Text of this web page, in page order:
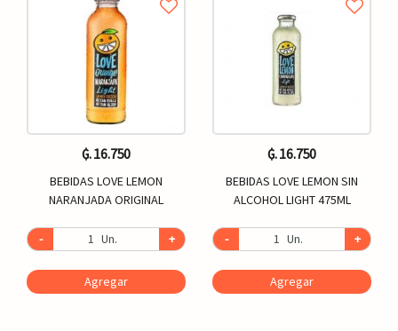
₲. 16.750
BEBIDAS LOVE LEMON
NARANJADA ORIGINAL
- Un. +
Agregar
₲. 16.750
BEBIDAS LOVE LEMON SIN
ALCOHOL LIGHT 475ML
- Un. +
Agregar